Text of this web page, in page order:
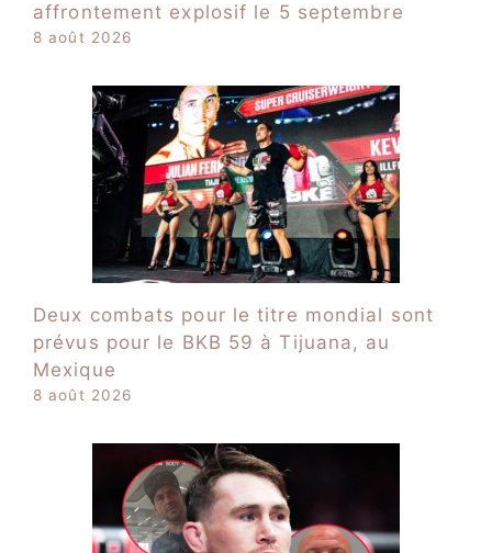
affrontement explosif le 5 septembre
8 août 2026
Deux combats pour le titre mondial sont
prévus pour le BKB 59 à Tijuana, au
Mexique
8 août 2026